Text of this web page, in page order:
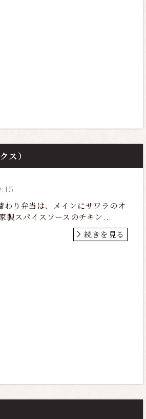
ス）
り弁当は、メインにサワラのオ
製スパイスソースのチキン...
続きを見る